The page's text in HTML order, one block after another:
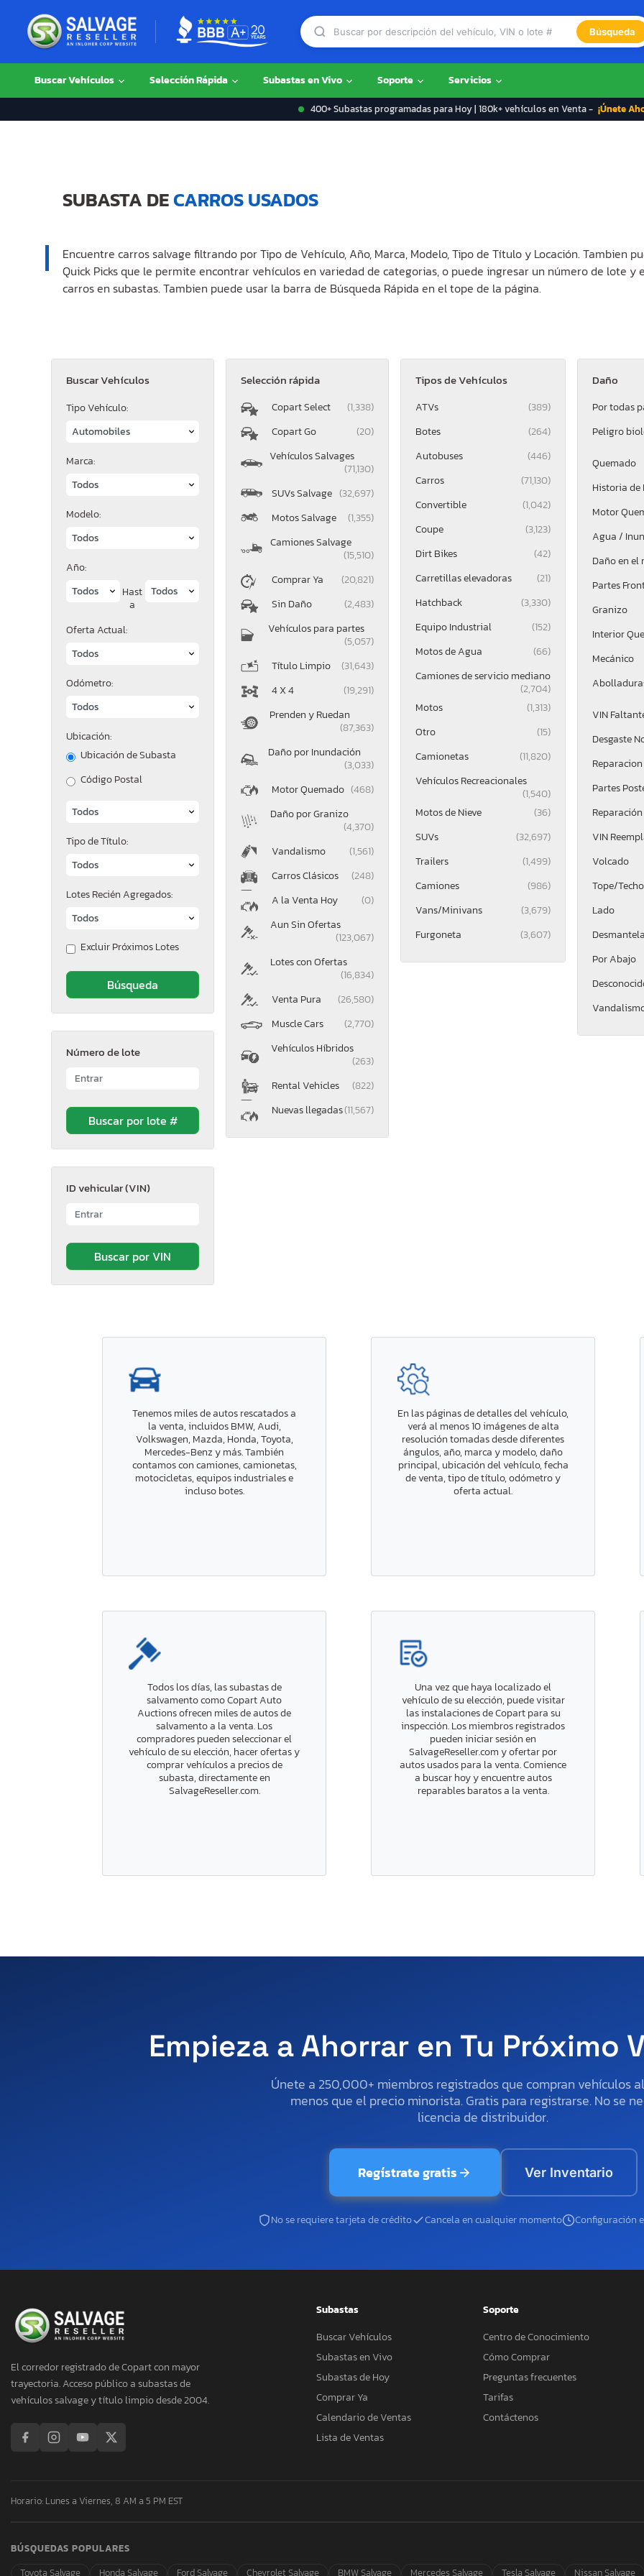
Búsqueda
Buscar Vehículos Selección Rápida Subastas en Vivo Soporte Servicios
400+ Subastas programadas para Hoy | 180k+ vehículos en Venta - ¡Únete
SUBASTA DECARROS USADOS
Encuentre carros salvage filtrando por Tipo de Vehículo, Año, Marca, Modelo, Tipo de Título y Locación. Tambien
Quick Picks que le permite encontrar vehículos en variedad de categorias, o puede ingresar un número de lote y
carros en subastas. Tambien puede usar la barra de Búsqueda Rápida en el tope de la página.
Buscar Vehículos
Tipo Vehículo:
Año:
Hast
a
Marca:
Modelo:
Oferta Actual:
Odómetro:
Ubicación:
Ubicación de Subasta
Código Postal
Tipo de Título:
Lotes Recién Agregados:
Excluir Próximos Lotes
Número de lote
ID vehicular (VIN)
Selección rápida
Copart Select
(1,338)
Copart Go
(20)
Vehículos Salvages
(71,130)
SUVs Salvage (32,697)
Motos Salvage
(1,355)
Camiones Salvage
(15,510)
Comprar Ya
(20,821)
Sin Daño
(2,483)
Vehículos para partes
(5,057)
Título Limpio
(31,643)
4 X 4
(19,291)
Prenden y Ruedan
(87,363)
Daño por Inundación
(3,033)
Motor Quemado (468)
Daño por Granizo
(4,370)
Vandalismo
(1,561)
Carros Clásicos
(248)
A la Venta Hoy
(0)
Aun Sin Ofertas
(123,067)
Lotes con Ofertas
(16,834)
Venta Pura
(26,580)
Muscle Cars
(2,770)
Vehículos Híbridos
(263)
Rental Vehicles
(822)
Nuevas llegadas(11,567)
Tipos de Vehículos
ATVs
(389)
Botes
(264)
Autobuses
(446)
Carros
(71,130)
Convertible
(1,042)
Coupe
(3,123)
Dirt Bikes
(42)
Carretillas elevadoras
(21)
Hatchback
(3,330)
Equipo Industrial
(152)
Motos de Agua
(66)
Camiones de servicio mediano
(2,704)
Motos
(1,313)
Otro
(15)
Camionetas
(11,820)
Vehículos Recreacionales
(1,540)
Motos de Nieve
(36)
SUVs
(32,697)
Trailers
(1,499)
Camiones
(986)
Vans/Minivans
(3,679)
Furgoneta
(3,607)
Daño
Por todas
Peligro
Quemado
Historia de
Motor
Agua /
Daño en el
Partes
Granizo
Interior
Mecánico
VIN
Desgaste
Partes
VIN
Volcado
Tope/Techo
Lado
Por Abajo
Tenemos miles de autos rescatados a
la venta, incluidos BMW, Audi,
Volkswagen, Mazda, Honda, Toyota,
Mercedes-Benz y más. También
contamos con camiones, camionetas,
motocicletas, equipos industriales e
incluso botes.
En las páginas de detalles del vehículo,
verá al menos 10 imágenes de alta
resolución tomadas desde diferentes
ángulos, año, marca y modelo, daño
principal, ubicación del vehículo, fecha
de venta, tipo de título, odómetro y
oferta actual.
Todos los días, las subastas de
salvamento como Copart Auto
Auctions ofrecen miles de autos de
salvamento a la venta. Los
compradores pueden seleccionar el
vehículo de su elección, hacer ofertas y
comprar vehículos a precios de
subasta, directamente en
SalvageReseller.com.
Una vez que haya localizado el
vehículo de su elección, puede visitar
las instalaciones de Copart para su
inspección. Los miembros registrados
pueden iniciar sesión en
SalvageReseller.com y ofertar por
autos usados para la venta. Comience
a buscar hoy y encuentre autos
reparables baratos a la venta.
Empieza a Ahorrar en Tu Próximo
Únete a 250,000+ miembros registrados que compran vehículos
menos que el precio minorista. Gratis para registrarse. No se
licencia de distribuidor.
Regístrate gratis Ver Inventario
No se requiere tarjeta de crédito Cancela en cualquier momento Configuración
El corredor registrado de Copart con mayor
trayectoria. Acceso público a subastas de
vehículos salvage y título limpio desde 2004.
Subastas
Buscar Vehículos
Subastas en Vivo
Subastas de Hoy
Comprar Ya
Calendario de Ventas
Lista de Ventas
Soporte
Centro de Conocimiento
Cómo Comprar
Preguntas frecuentes
Tarifas
Contáctenos
Horario: Lunes a Viernes, 8 AM a 5 PM EST
BÚSQUEDAS POPULARES
Toyota Salvage
Honda Salvage Ford Salvage Chevrolet Salvage BMW Salvage Mercedes Salvage Tesla Salvage Nissan Salvage